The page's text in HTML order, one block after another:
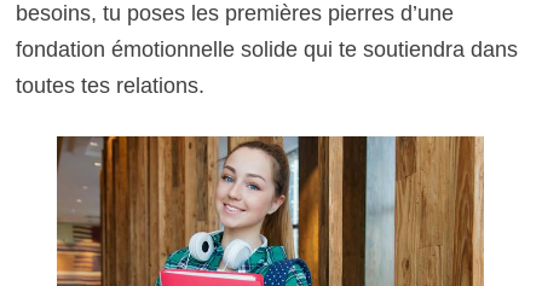
besoins, tu poses les premières pierres d’une
fondation émotionnelle solide qui te soutiendra dans
toutes tes relations.